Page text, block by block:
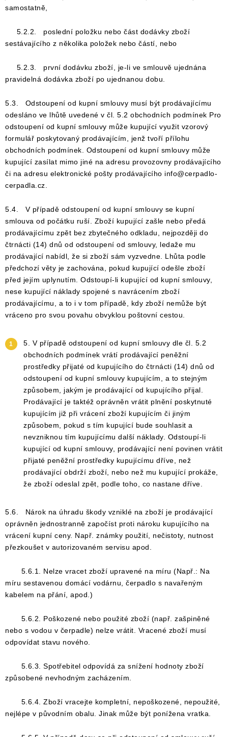
samostatně,
5.2.2. poslední položku nebo část dodávky zboží
sestávajícího z několika položek nebo částí, nebo
5.2.3. první dodávku zboží, je-li ve smlouvě ujednána
pravidelná dodávka zboží po ujednanou dobu.
5.3. Odstoupení od kupní smlouvy musí být prodávajícímu
odesláno ve lhůtě uvedené v čl. 5.2 obchodních podmínek Pro
odstoupení od kupní smlouvy může kupující využit vzorový
formulář poskytovaný prodávajícím, jenž tvoří přílohu
obchodních podmínek. Odstoupení od kupní smlouvy může
kupující zasílat mimo jiné na adresu provozovny prodávajícího
či na adresu elektronické pošty prodávajícího info@cerpadlo-
cerpadla.cz.
5.4. V případě odstoupení od kupní smlouvy se kupní
smlouva od počátku ruší. Zboží kupující zašle nebo předá
prodávajícímu zpět bez zbytečného odkladu, nejpozději do
čtrnácti (14) dnů od odstoupení od smlouvy, ledaže mu
prodávající nabídl, že si zboží sám vyzvedne. Lhůta podle
předchozí věty je zachována, pokud kupující odešle zboží
před jejím uplynutím. Odstoupí-li kupující od kupní smlouvy,
nese kupující náklady spojené s navrácením zboží
prodávajícímu, a to i v tom případě, kdy zboží nemůže být
vráceno pro svou povahu obvyklou poštovní cestou.
5. V případě odstoupení od kupní smlouvy dle čl. 5.2
obchodních podmínek vrátí prodávající peněžní
prostředky přijaté od kupujícího do čtrnácti (14) dnů od
odstoupení od kupní smlouvy kupujícím, a to stejným
způsobem, jakým je prodávající od kupujícího přijal.
Prodávající je taktéž oprávněn vrátit plnění poskytnuté
kupujícím již při vrácení zboží kupujícím či jiným
způsobem, pokud s tím kupující bude souhlasit a
nevzniknou tím kupujícímu další náklady. Odstoupí-li
kupující od kupní smlouvy, prodávající není povinen vrátit
přijaté peněžní prostředky kupujícímu dříve, než
prodávající obdrží zboží, nebo než mu kupující prokáže,
že zboží odeslal zpět, podle toho, co nastane dříve.
5.6. Nárok na úhradu škody vzniklé na zboží je prodávající
oprávněn jednostranně započíst proti nároku kupujícího na
vrácení kupní ceny. Např. známky použití, nečistoty, nutnost
přezkoušet v autorizovaném servisu apod.
5.6.1. Nelze vracet zboží upravené na míru (Např.: Na
míru sestavenou domácí vodárnu, čerpadlo s navařeným
kabelem na přání, apod.)
5.6.2. Poškozené nebo použité zboží (např. zašpiněné
nebo s vodou v čerpadle) nelze vrátit. Vracené zboží musí
odpovídat stavu nového.
5.6.3. Spotřebitel odpovídá za snížení hodnoty zboží
způsobené nevhodným zacházením.
5.6.4. Zboží vracejte kompletní, nepoškozené, nepoužité,
nejlépe v původním obalu. Jinak může být ponížena vratka.